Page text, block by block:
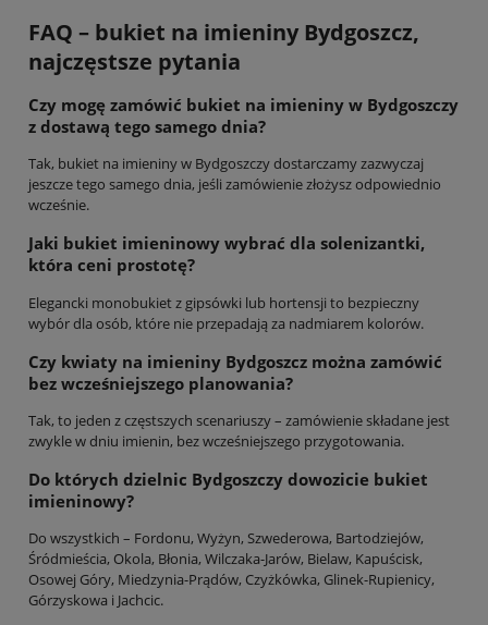
FAQ – bukiet na imieniny Bydgoszcz,
najczęstsze pytania
Czy mogę zamówić bukiet na imieniny w Bydgoszczy
z dostawą tego samego dnia?
Tak, bukiet na imieniny w Bydgoszczy dostarczamy zazwyczaj
jeszcze tego samego dnia, jeśli zamówienie złożysz odpowiednio
wcześnie.
Jaki bukiet imieninowy wybrać dla solenizantki,
która ceni prostotę?
Elegancki monobukiet z gipsówki lub hortensji to bezpieczny
wybór dla osób, które nie przepadają za nadmiarem kolorów.
Czy kwiaty na imieniny Bydgoszcz można zamówić
bez wcześniejszego planowania?
Tak, to jeden z częstszych scenariuszy – zamówienie składane jest
zwykle w dniu imienin, bez wcześniejszego przygotowania.
Do których dzielnic Bydgoszczy dowozicie bukiet
imieninowy?
Do wszystkich – Fordonu, Wyżyn, Szwederowa, Bartodziejów,
Śródmieścia, Okola, Błonia, Wilczaka-Jarów, Bielaw, Kapuścisk,
Osowej Góry, Miedzynia-Prądów, Czyżkówka, Glinek-Rupienicy,
Górzyskowa i Jachcic.